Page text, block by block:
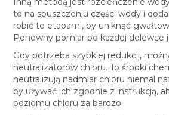
to na spuszczeniu części wody i
robić to etapami, by uniknąć
Ponowny pomiar po każdej dolewce
Gdy potrzeba szybkiej redukcji,
neutralizatorów chloru. To środki
neutralizują nadmiar chloru niemal
by używać ich zgodnie z instrukcją,
poziomu chloru za bardzo.